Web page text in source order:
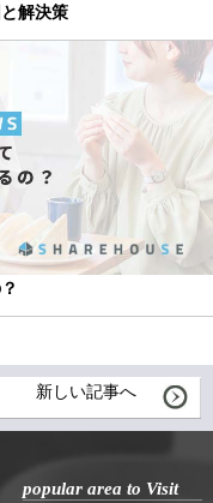
解決策
新しい記事へ
popular area to Visit